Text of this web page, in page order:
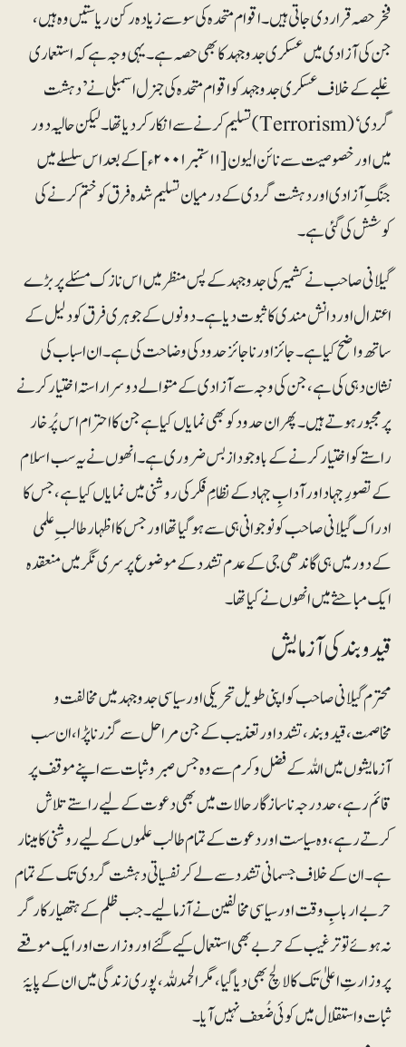
فخر حصہ قرار دی جاتی ہیں۔ اقوام متحدہ کی سو سے زیادہ رکن ریاستیں وہ ہیں،
جن کی آزادی میں عسکری جدوجہدکا بھی حصہ ہے۔ یہی وجہ ہے کہ استعماری
غلبے کے خلاف عسکری جدوجہد کو اقوام متحدہ کی جنرل اسمبلی نے ’دہشت
گردی‘ (Terrorism) تسلیم کرنے سے انکار کر دیا تھا۔لیکن حالیہ دور
میں اور خصوصیت سے نائن الیون [۱۱ستمبر ۲۰۰۱ء]کے بعد اس سلسلے میں
جنگ ِ آزادی اور دہشت گردی کے درمیان تسلیم شدہ فرق کو ختم کرنے کی
کوشش کی گئی ہے۔
گیلانی صاحب نے کشمیر کی جدوجہد کے پس منظر میں اس نازک مسئلے پر بڑے
اعتدال اور دانش مندی کا ثبوت دیا ہے۔ دونوں کے جوہری فرق کو دلیل کے
ساتھ واضح کیا ہے۔ جائز اور ناجائز حدود کی وضاحت کی ہے۔ ان اسباب کی
نشان دہی کی ہے، جن کی وجہ سے آزادی کے متوالے دوسرا راستہ اختیار کرنے
پر مجبور ہوتے ہیں۔ پھر ان حدود کو بھی نمایاں کیا ہے جن کا احترام اس پُرخار
راستے کو اختیار کرنے کے باوجود ازبس ضروری ہے۔ انھوں نے یہ سب اسلام
کے تصورِجہاد اور آدابِ جہاد کے نظامِ فکر کی روشنی میں نمایاں کیا ہے، جس کا
ادراک گیلانی صاحب کو نوجوانی ہی سے ہوگیا تھااور جس کا اظہار طالب ِ علمی
کے دور میں ہی گاندھی جی کے عدم تشدد کے موضوع پر سری نگر میں منعقدہ
ایک مباحثے میں انھوں نے کیا تھا۔
قیدوبند کی آزمایش
محترم گیلانی صاحب کو اپنی طویل تحریکی اور سیاسی جدوجہد میں مخالفت و
مخاصمت، قیدوبند، تشدد اور تعذیب کے جن مراحل سے گزرنا پڑا، ان سب
آزمایشوں میں اللہ کے فضل و کرم سے وہ جس صبروثبات سے اپنے موقف پر
قائم رہے، حددرجہ ناسازگار حالات میں بھی دعوت کے لیے راستے تلاش
کرتے رہے، وہ سیاست اور دعوت کے تمام طالب علموں کے لیے روشنی کا مینار
ہے۔ ان کے خلاف جسمانی تشدد سے لے کر نفسیاتی دہشت گردی تک کے تمام
حربے اربابِ وقت اور سیاسی مخالفین نے آزما لیے۔ جب ظلم کے ہتھیار کارگر
نہ ہوئے تو ترغیب کے حربے بھی استعمال کیے گئے اور وزارت اور ایک موقعے
پر وزارتِ اعلیٰ تک کا لالچ بھی دیا گیا، مگر الحمدللہ، پوری زندگی میں ان کے پایۂ
ثبات و استقلال میں کوئی ضُعف نہیں آیا۔